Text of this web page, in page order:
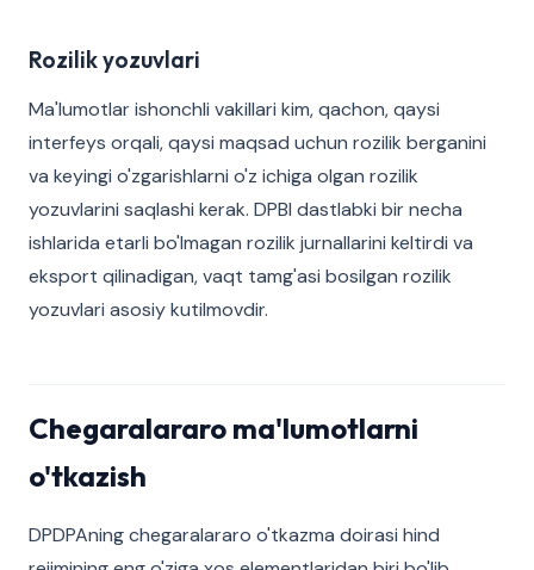
Rozilik yozuvlari
Ma'lumotlar ishonchli vakillari kim, qachon, qaysi
interfeys orqali, qaysi maqsad uchun rozilik berganini
va keyingi o'zgarishlarni o'z ichiga olgan rozilik
yozuvlarini saqlashi kerak. DPBI dastlabki bir necha
ishlarida etarli bo'lmagan rozilik jurnallarini keltirdi va
eksport qilinadigan, vaqt tamg'asi bosilgan rozilik
yozuvlari asosiy kutilmovdir.
Chegaralararo ma'lumotlarni
o'tkazish
DPDPAning chegaralararo o'tkazma doirasi hind